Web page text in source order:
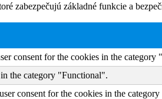
zabezpečujú základné funkcie a
consent for the cookies in the category
the category "Functional".
consent for the cookies in the